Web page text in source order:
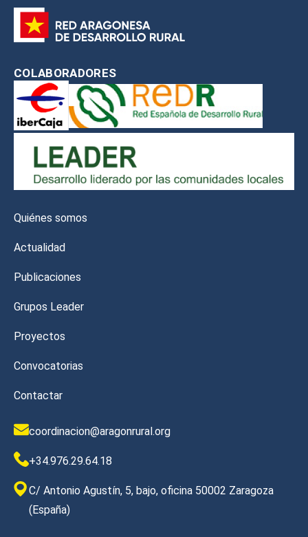
COLABORADORES
Quiénes somos
Actualidad
Publicaciones
Grupos Leader
Proyectos
Convocatorias
Contactar
coordinacion@aragonrural.org
+34.976.29.64.18
C/ Antonio Agustín, 5, bajo, oficina 50002 Zaragoza
(España)